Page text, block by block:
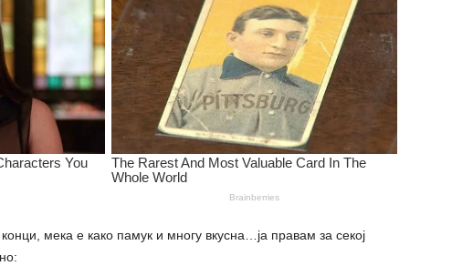
мека е како памук и многу вкусна…ја правам за секој